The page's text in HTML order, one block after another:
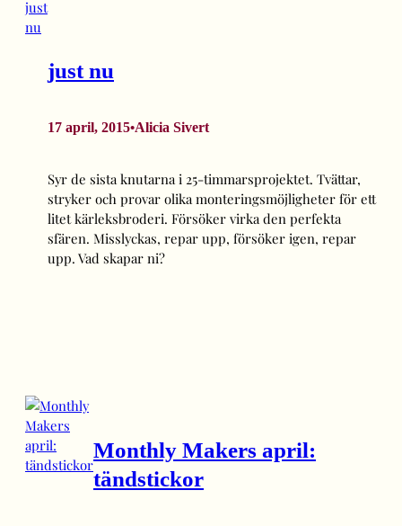
just nu
17 april, 2015•Alicia Sivert
Syr de sista knutarna i 25-timmarsprojektet. Tvättar,
stryker och provar olika monteringsmöjligheter för ett
litet kärleksbroderi. Försöker virka den perfekta
sfären. Misslyckas, repar upp, försöker igen, repar
upp. Vad skapar ni?
Monthly Makers april:
tändstickor